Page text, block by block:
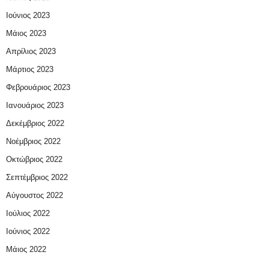
Ιούνιος 2023
Μάιος 2023
Απρίλιος 2023
Μάρτιος 2023
Φεβρουάριος 2023
Ιανουάριος 2023
Δεκέμβριος 2022
Νοέμβριος 2022
Οκτώβριος 2022
Σεπτέμβριος 2022
Αύγουστος 2022
Ιούλιος 2022
Ιούνιος 2022
Μάιος 2022